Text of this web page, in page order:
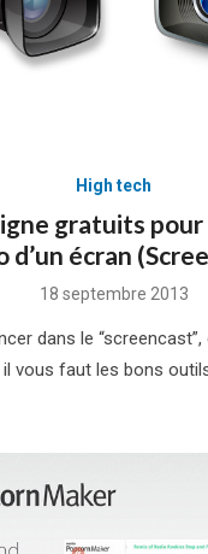
High tech
gratuits
d’un écran
Posted
18 septembre 2013
dans le
il vous faut les bons